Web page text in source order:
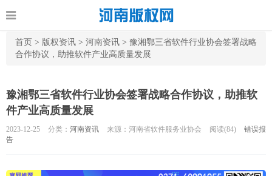
首页 > 版权资讯 > 河南资讯 > 豫湘鄂三省软件行业协会签署战略
合作协议，助推软件产业高质量发展
豫湘鄂三省软件行业协会签署战略合作协议，助推软
件产业高质量发展
2023-12-25 分类： 河南资讯 来源：河南省软件服务业协会 阅读(84)
错误报
告